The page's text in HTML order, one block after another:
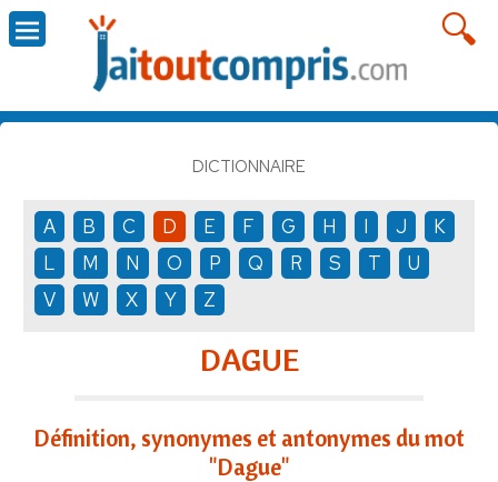
DICTIONNAIRE
A B C D E F G H I J
K
L
M N O P Q R S T
U
V
W X Y Z
DAGUE
Définition, synonymes et antonymes du mot
"Dague"